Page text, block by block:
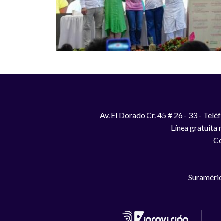
Av. El Dorado Cr. 45 # 26 - 33 -
Línea gratuita